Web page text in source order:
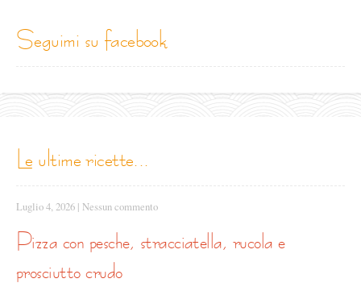
seguimi su facebook
le ultime ricette...
Luglio 4, 2026 | Nessun commento
pizza con pesche, stracciatella, rucola e
prosciutto crudo